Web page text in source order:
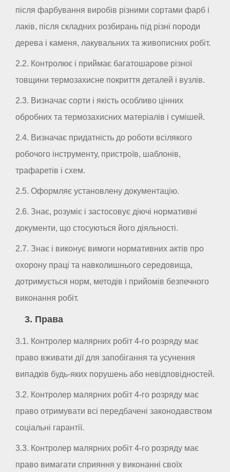
після фарбування виробів різними сортами фарб і
лаків, після складних розбирань під різні породи
дерева і каменя, лакувальних та живописних робіт.
2.2. Контролює і приймає багатошарове різної
товщини термозахисне покриття деталей і вузлів.
2.3. Визначає сорти і якість особливо цінних
обробних та термозахисних матеріалів і сумішей.
2.4. Визначає придатність до роботи всілякого
робочого інструменту, пристроїв, шаблонів,
трафаретів і схем.
2.5. Оформляє установлену документацію.
2.6. Знає, розуміє і застосовує діючі нормативні
документи, що стосуються його діяльності.
2.7. Знає і виконує вимоги нормативних актів про
охорону праці та навколишнього середовища,
дотримується норм, методів і прийомів безпечного
виконання робіт.
3. Права
3.1. Контролер малярних робіт 4-го розряду має
право вживати дії для запобігання та усунення
випадків будь-яких порушень або невідповідностей.
3.2. Контролер малярних робіт 4-го розряду має
право отримувати всі передбачені законодавством
соціальні гарантії.
3.3. Контролер малярних робіт 4-го розряду має
право вимагати сприяння у виконанні своїх